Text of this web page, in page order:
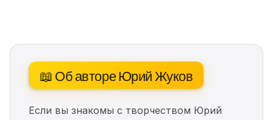
📖 Об авторе Юрий Жуков
Если вы знакомы с творчеством Юрий